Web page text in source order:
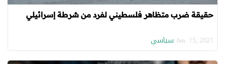
حقيقة ضرب متظاهر فلسطيني لفرد من شرطة إسرائيلي
Jan. 15, 2021 سياسي